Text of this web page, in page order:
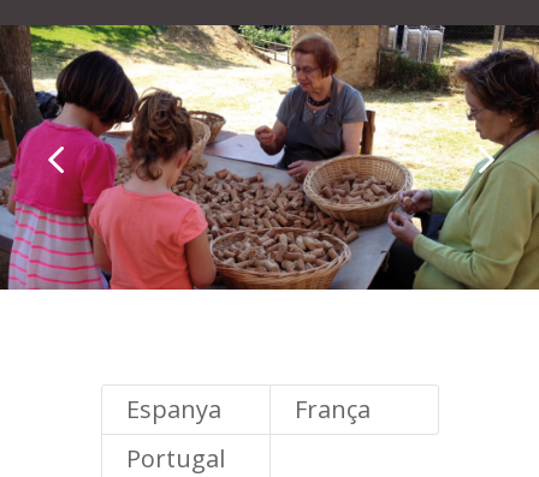
Espanya
França
Portugal